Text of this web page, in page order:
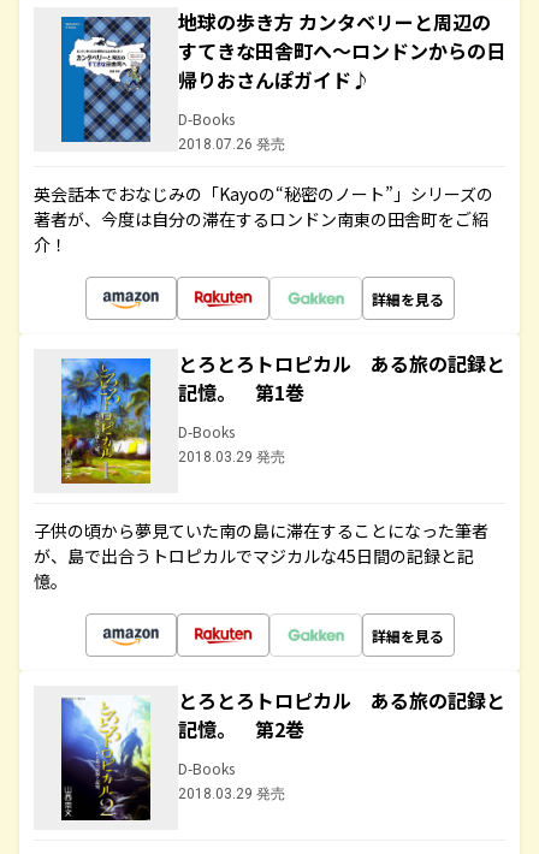
地球の歩き方 カンタベリーと周辺の
すてきな田舎町へ～ロンドンからの日
帰りおさんぽガイド♪
D-Books
2018.07.26 発売
英会話本でおなじみの「Kayoの“秘密のノート”」シリーズの
著者が、今度は自分の滞在するロンドン南東の田舎町をご紹
介！
詳細を見る
とろとろトロピカル ある旅の記録と
記憶。 第1巻
D-Books
2018.03.29 発売
子供の頃から夢見ていた南の島に滞在することになった筆者
が、島で出合うトロピカルでマジカルな45日間の記録と記
憶。
詳細を見る
とろとろトロピカル ある旅の記録と
記憶。 第2巻
D-Books
2018.03.29 発売